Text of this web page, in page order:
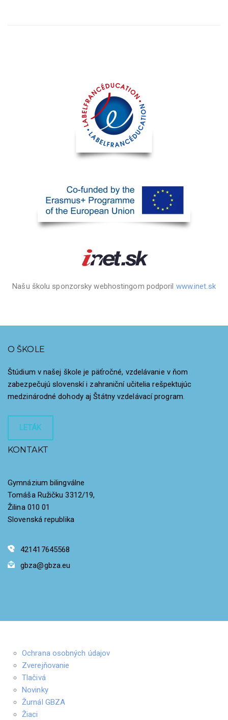
Našu školu sponzorsky webhostingom podporil www.inet.sk
O ŠKOLE
Štúdium v našej škole je päťročné, vzdelávanie v ňom
zabezpečujú slovenskí i zahraniční učitelia rešpektujúc
medzinárodné dohody aj Štátny vzdelávací program.
LETÁK
KONTAKT
Gymnázium bilingválne
Tomáša Ružičku 3312/19,
Žilina 010 01
Slovenská republika
421417645568
gbza@gbza.eu
Ochrana osobných údajov
Zverejňovanie
Tlačivá
Novinky
Žurnál GBZA
Žiaci